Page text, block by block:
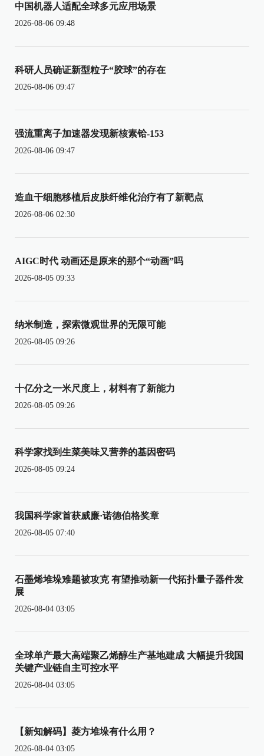
中国机器人适配全球多元应用场景
2026-08-06 09:48
科研人员确证新型粒子“胶球”的存在
2026-08-06 09:47
强流重离子加速器发现新核素铪-153
2026-08-06 09:47
造血干细胞移植后皮肤纤维化治疗有了新靶点
2026-08-06 02:30
AIGC时代 动画还是原来的那个“动画”吗
2026-08-05 09:33
纳米制造，探索微观世界的无限可能
2026-08-05 09:26
十亿分之一米尺度上，材料有了新能力
2026-08-05 09:26
科学家找到生菜美味又营养的基因密码
2026-08-05 09:24
我国科学家首获威廉·诺德伯格奖章
2026-08-05 07:40
石墨烯堆垛难题被攻克 有望推动新一代拓扑量子器件发
展
2026-08-04 03:05
全球单产最大高端聚乙烯醇生产基地建成 大幅提升我国
关键产业链自主可控水平
2026-08-04 03:05
【新知解码】菱方堆垛有什么用？
2026-08-04 03:05